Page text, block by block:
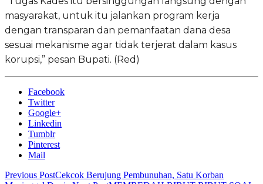
masyarakat, untuk itu jalankan program kerja
dengan transparan dan pemanfaatan dana desa
sesuai mekanisme agar tidak terjerat dalam kasus
korupsi,” pesan Bupati. (Red)
Facebook
Twitter
Google+
Linkedin
Tumblr
Pinterest
Mail
Previous PostCekcok Berujung Pembunuhan, Satu Korban